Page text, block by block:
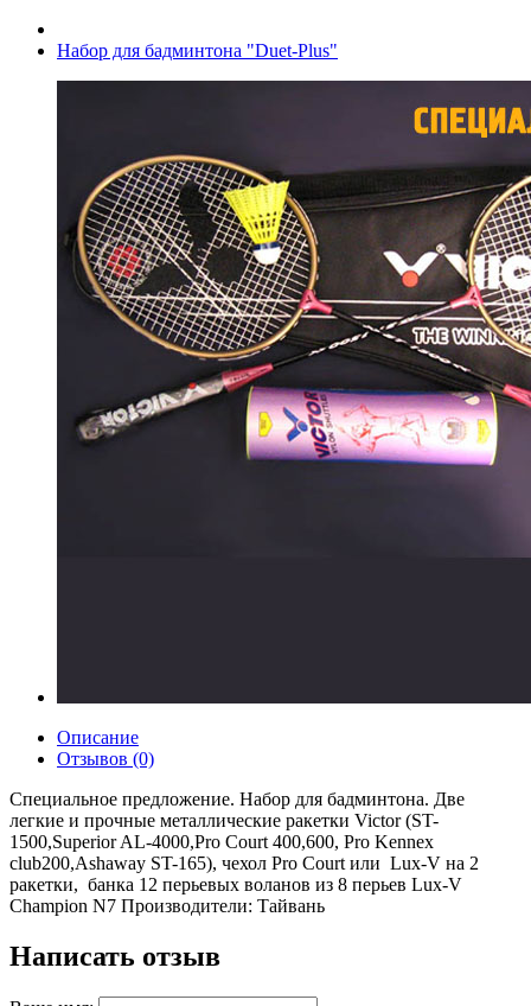
Набор для бадминтона "Duet-Plus"
Описание
Отзывов (0)
Специальное предложение. Набор для бадминтона. Две
легкие и прочные металлические ракетки Victor (ST-
1500,Superior AL-4000,Pro Court 400,600, Pro Kennex
club200,Ashaway ST-165), чехол Pro Court или Lux-V на 2
ракетки, банка 12 перьевых воланов из 8 перьев Lux-V
Champion N7 Производители: Тайвань
Написать отзыв